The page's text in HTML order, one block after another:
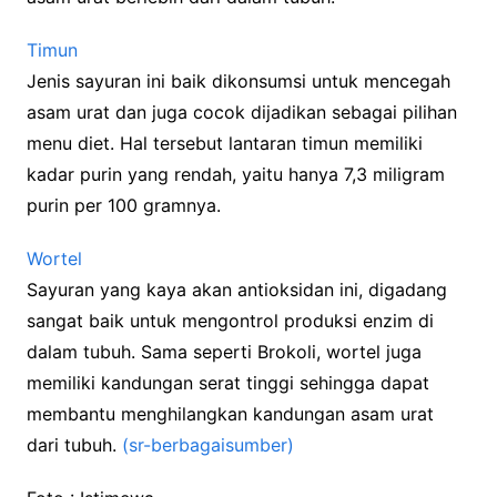
Timun
Jenis sayuran ini baik dikonsumsi untuk mencegah
asam urat dan juga cocok dijadikan sebagai pilihan
menu diet. Hal tersebut lantaran timun memiliki
kadar purin yang rendah, yaitu hanya 7,3 miligram
purin per 100 gramnya.
Wortel
Sayuran yang kaya akan antioksidan ini, digadang
sangat baik untuk mengontrol produksi enzim di
dalam tubuh. Sama seperti Brokoli, wortel juga
memiliki kandungan serat tinggi sehingga dapat
membantu menghilangkan kandungan asam urat
dari tubuh. (sr-berbagaisumber)